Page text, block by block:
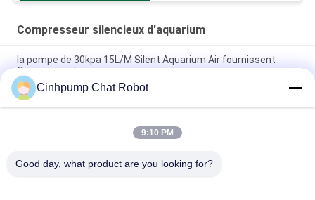
Compresseur silencieux d'aquarium
la pompe de 30kpa 15L/M Silent Aquarium Air fournissent
Oxgen pour des poissons
compresseurs silencieux de diaphragme de compresseur de
l'aquarium 12V doubles à faible bruit
60L / Compresseur silencieux d'aquarium à C.A. de M 30KPA
Cinhpump Chat Robot
9:10 PM
Good day, what product are you looking for?